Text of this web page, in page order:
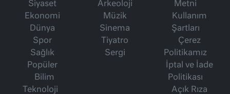
Siyaset
Ekonomi
Dünya
Spor
Sağlık
Popüler
Bilim
Teknoloji
Arkeoloji
Müzik
Sinema
Tiyatro
Sergi
Metni
Kullanım
Şartları
Çerez
Politikamız
İptal ve İade
Politikası
Açık Rıza